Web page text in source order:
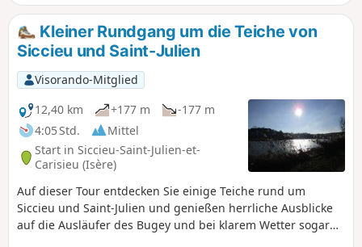
Kleiner Rundgang um die Teiche von
Siccieu und Saint-Julien
Visorando-Mitglied
12,40 km
+177 m
-177 m
4:05 Std.
Mittel
Start in Siccieu-Saint-Julien-et-
Carisieu (Isère)
Auf dieser Tour entdecken Sie einige Teiche rund um
Siccieu und Saint-Julien und genießen herrliche Ausblicke
auf die Ausläufer des Bugey und bei klarem Wetter sogar